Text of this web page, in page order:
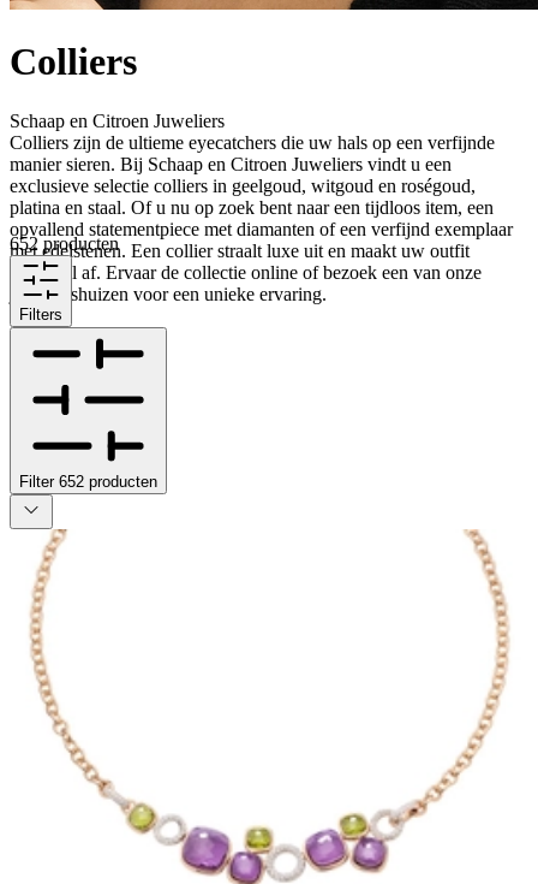
Colliers
Schaap en Citroen Juweliers
Colliers zijn de ultieme eyecatchers die uw hals op een verfijnde
manier sieren. Bij Schaap en Citroen Juweliers vindt u een
exclusieve selectie colliers in geelgoud, witgoud en roségoud,
platina en staal. Of u nu op zoek bent naar een tijdloos item, een
opvallend statementpiece met diamanten of een verfijnd exemplaar
met edelstenen. Een collier straalt luxe uit en maakt uw outfit
helemaal af. Ervaar de collectie online of bezoek een van onze
juweliershuizen voor een unieke ervaring.
652 producten
Filters
Filter 652 producten